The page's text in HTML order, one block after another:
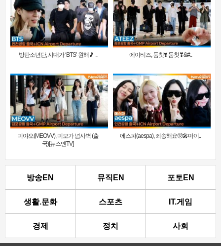
방탄소년단, 시대가 ‘BTS’ 원해🎵 .. 에이티즈, 둠칫❣️ 둠칫❣&#..
미야오(MEOVV), 미모가 넘사벽 (출
국)[뉴스엔TV]
에스파(aespa), 죄송해요🥺🎤마이..
방송EN 뮤직EN 포토EN
생활.문화 스포츠 IT.게임
경제 정치 사회